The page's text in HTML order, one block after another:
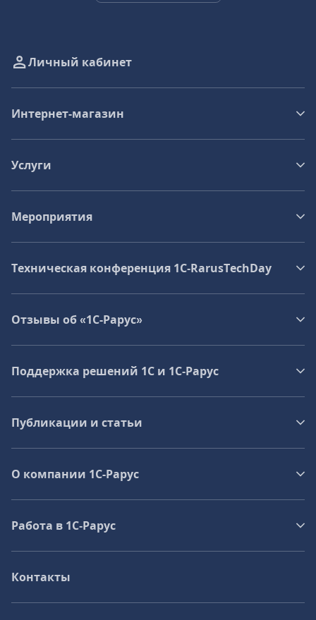
Личный кабинет
Интернет-магазин
Услуги
Мероприятия
Техническая конференция 1C‑RarusTechDay
Отзывы об «1С-Рарус»
Поддержка решений 1С и 1С‑Рарус
Публикации и статьи
О компании 1C-Рарус
Работа в 1С‑Рарус
Контакты